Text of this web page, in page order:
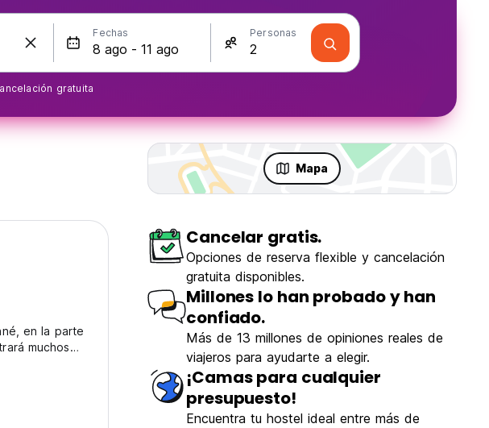
Fechas Personas
gratuita
Mapa
en la parte
muchos
de
Cancelar gratis.
Opciones de reserva flexible y cancelación
gratuita disponibles.
Millones lo han probado y han
confiado.
Más de 13 millones de opiniones reales de
viajeros para ayudarte a elegir.
¡Camas para cualquier
presupuesto!
Encuentra tu hostel ideal entre más de